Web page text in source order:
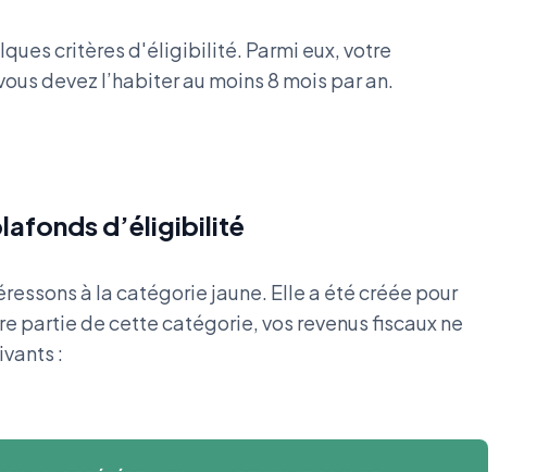
critères d'éligibilité. Parmi eux, votre
devez l’habiter au moins 8 mois par an.
d’éligibilité
à la catégorie jaune. Elle a été créée pour
partie de cette catégorie, vos revenus fiscaux ne
: